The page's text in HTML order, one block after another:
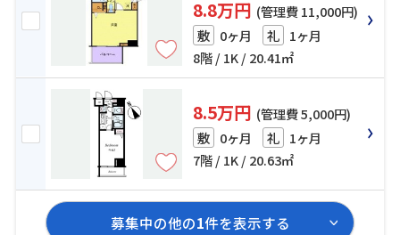
8.8万円 (管理費 11,000円)
敷 0ヶ月 礼 1ヶ月
8階 / 1K / 20.41㎡
8.5万円 (管理費 5,000円)
敷 0ヶ月 礼 1ヶ月
7階 / 1K / 20.63㎡
募集中の他の1件を表示する